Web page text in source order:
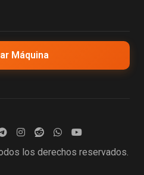
Máquina
los derechos reservados.